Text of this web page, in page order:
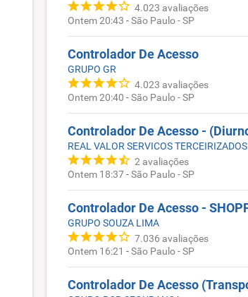
4.023 avaliações
Ontem 20:43 -São Paulo - SP
Controlador De Acesso
GRUPO GR
4.023 avaliações
Ontem 20:40 -São Paulo - SP
REAL VALOR SERVICOS TERCEIRIZADOS
2 avaliações
Ontem 18:37-São Paulo - SP
GRUPO SOUZA LIMA
7.036 avaliações
Ontem 16:21 -São Paulo - SP